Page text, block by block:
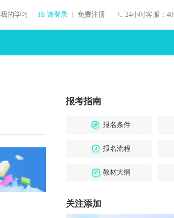
24小时客服：
我的学习 Hi 请登录 免费注册
报考指南
报名条件
报名流程
教材大纲
关注添加